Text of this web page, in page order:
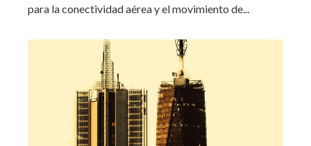
para la conectividad aérea y el movimiento de...